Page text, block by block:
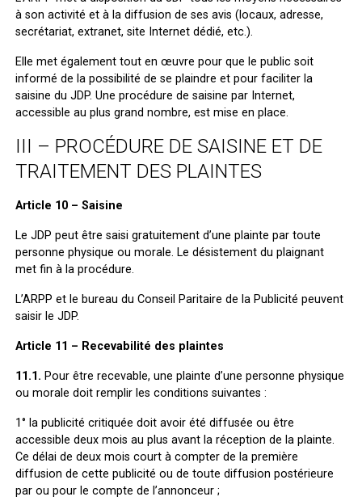
à son activité et à la diffusion de ses avis (locaux, adresse,
secrétariat, extranet, site Internet dédié, etc.).
Elle met également tout en œuvre pour que le public soit
informé de la possibilité de se plaindre et pour faciliter la
saisine du JDP. Une procédure de saisine par Internet,
accessible au plus grand nombre, est mise en place.
III – PROCÉDURE DE SAISINE ET DE
TRAITEMENT DES PLAINTES
Article 10 – Saisine
Le JDP peut être saisi gratuitement d’une plainte par toute
personne physique ou morale. Le désistement du plaignant
met fin à la procédure.
L’ARPP et le bureau du Conseil Paritaire de la Publicité peuvent
saisir le JDP.
Article 11 – Recevabilité des plaintes
11.1. Pour être recevable, une plainte d’une personne physique
ou morale doit remplir les conditions suivantes :
1° la publicité critiquée doit avoir été diffusée ou être
accessible deux mois au plus avant la réception de la plainte.
Ce délai de deux mois court à compter de la première
diffusion de cette publicité ou de toute diffusion postérieure
par ou pour le compte de l’annonceur ;